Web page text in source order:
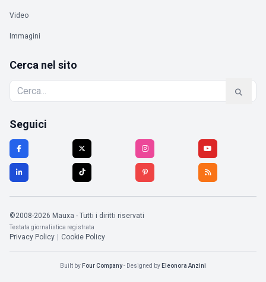
Video
Immagini
Cerca nel sito
Seguici
©2008-2026 Mauxa - Tutti i diritti riservati
Testata giornalistica registrata
Privacy Policy Cookie Policy
Built by Four Company- Designed by Eleonora Anzini